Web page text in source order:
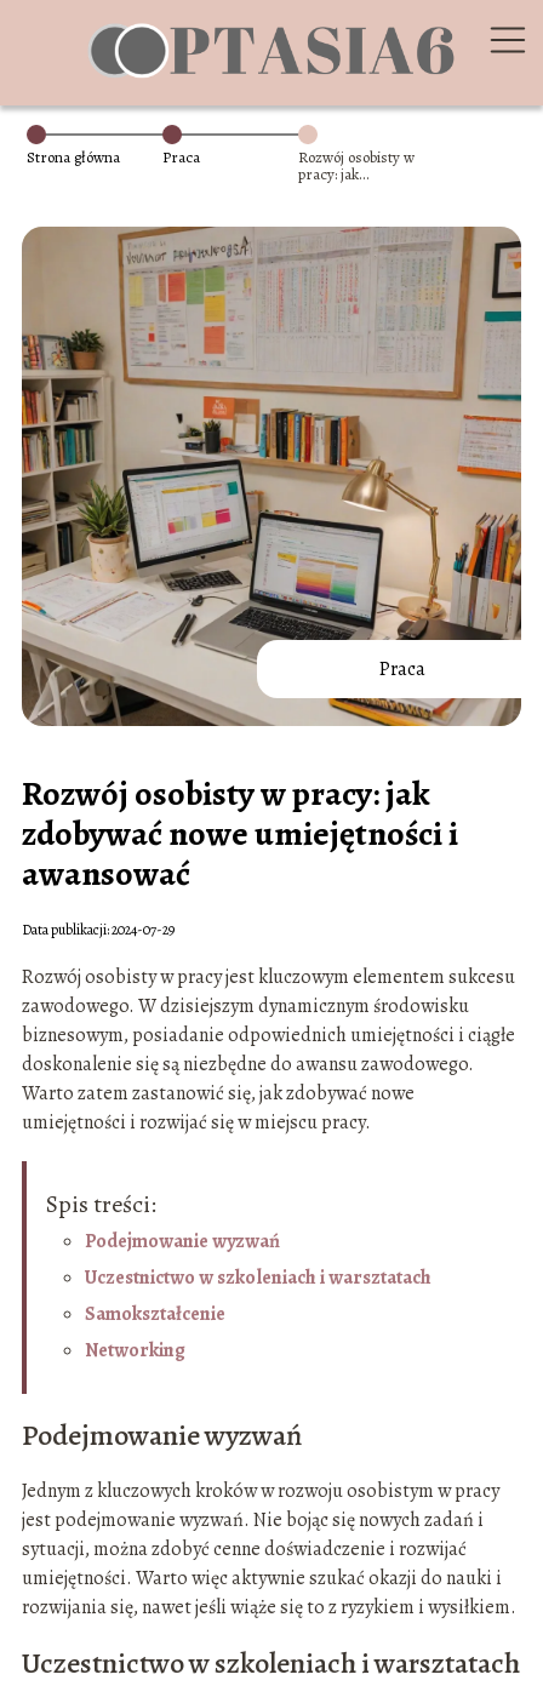
Strona główna Praca
Rozwój osobisty w
pracy: jak
awansować
Praca
Rozwój osobisty w pracy: jak
zdobywać nowe umiejętności i
awansować
Data publikacji: 2024-07-29
Rozwój osobisty w pracy jest kluczowym elementem sukcesu
zawodowego. W dzisiejszym dynamicznym środowisku
biznesowym, posiadanie odpowiednich umiejętności i ciągłe
doskonalenie się są niezbędne do awansu zawodowego.
Warto zatem zastanowić się, jak zdobywać nowe
umiejętności i rozwijać się w miejscu pracy.
Spis treści:
Podejmowanie wyzwań
Uczestnictwo w szkoleniach i warsztatach
Samokształcenie
Networking
Podejmowanie wyzwań
Jednym z kluczowych kroków w rozwoju osobistym w pracy
jest podejmowanie wyzwań. Nie bojąc się nowych zadań i
sytuacji, można zdobyć cenne doświadczenie i rozwijać
umiejętności. Warto więc aktywnie szukać okazji do nauki i
rozwijania się, nawet jeśli wiąże się to z ryzykiem i wysiłkiem.
Uczestnictwo w szkoleniach i warsztatach